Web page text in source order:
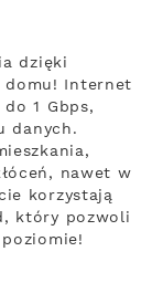
dzięki
domu! Internet
1 Gbps,
danych.
nawet w
korzystają
który pozwoli